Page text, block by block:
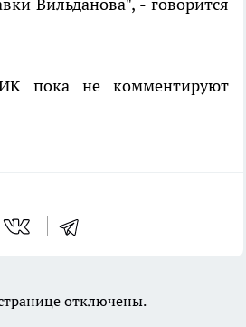
Вильданова", - говорится
пока не комментируют
отключены.